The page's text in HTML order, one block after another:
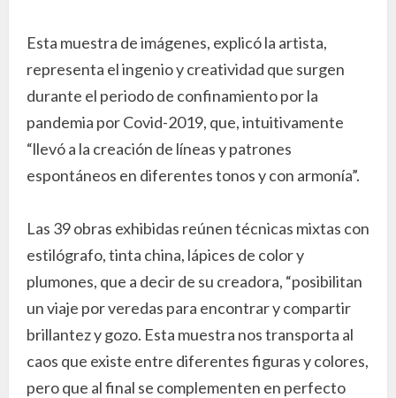
Esta muestra de imágenes, explicó la artista,
representa el ingenio y creatividad que surgen
durante el periodo de confinamiento por la
pandemia por Covid-2019, que, intuitivamente
“llevó a la creación de líneas y patrones
espontáneos en diferentes tonos y con armonía”.
Las 39 obras exhibidas reúnen técnicas mixtas con
estilógrafo, tinta china, lápices de color y
plumones, que a decir de su creadora, “posibilitan
un viaje por veredas para encontrar y compartir
brillantez y gozo. Esta muestra nos transporta al
caos que existe entre diferentes figuras y colores,
pero que al final se complementen en perfecto